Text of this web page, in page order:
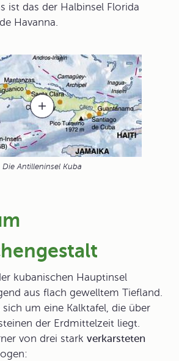
ist das der Halbinsel Florida
Havanna.
Die Antilleninsel Kuba
kubanischen Hauptinsel
aus flach gewelltem Tiefland.
um eine Kalktafel, die über
der Erdmittelzeit liegt.
von drei stark verkarsteten